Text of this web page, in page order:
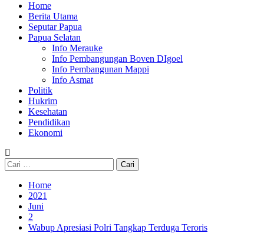
Home
Berita Utama
Seputar Papua
Papua Selatan
Info Merauke
Info Pembangungan Boven DIgoel
Info Pembangunan Mappi
Info Asmat
Politik
Hukrim
Kesehatan
Pendidikan
Ekonomi
Cari
untuk:
Home
2021
Juni
2
Wabup Apresiasi Polri Tangkap Terduga Teroris